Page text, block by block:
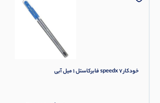
خودکار speedx 7 فابرکاستل 1 میل آبی